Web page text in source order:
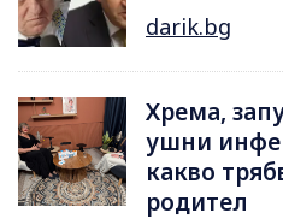
darik.bg
Хрема,
ушни
какво
родител